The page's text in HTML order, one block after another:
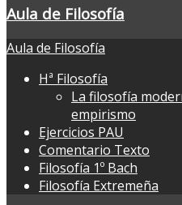
Aula de Filosofía
Aula de Filosofía
Hª Filosofía
La filosofía
empirismo
Ejercicios PAU
Comentario Texto
Filosofía 1º Bach
Filosofía Extremeña